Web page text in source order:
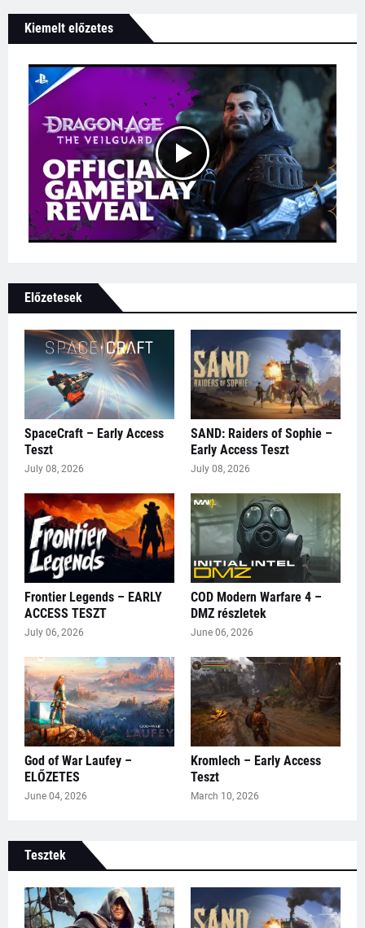
Kiemelt előzetes
Előzetesek
SpaceCraft – Early Access
Teszt
July 08, 2026
SAND: Raiders of Sophie –
Early Access Teszt
July 08, 2026
Frontier Legends – EARLY
ACCESS TESZT
July 06, 2026
COD Modern Warfare 4 –
DMZ részletek
June 06, 2026
God of War Laufey –
ELŐZETES
June 04, 2026
Kromlech – Early Access
Teszt
March 10, 2026
Tesztek